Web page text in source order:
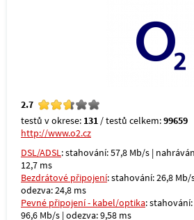
2.7
testů v okrese: 131 / testů celkem:99659
http://www.o2.cz
DSL/ADSL: stahování: 57,8 Mb/s |
12,7 ms
Bezdrátové připojení: stahování: 26,8
odezva: 24,8 ms
Pevné připojení - kabel/optika:
96,6 Mb/s | odezva: 9,58 ms